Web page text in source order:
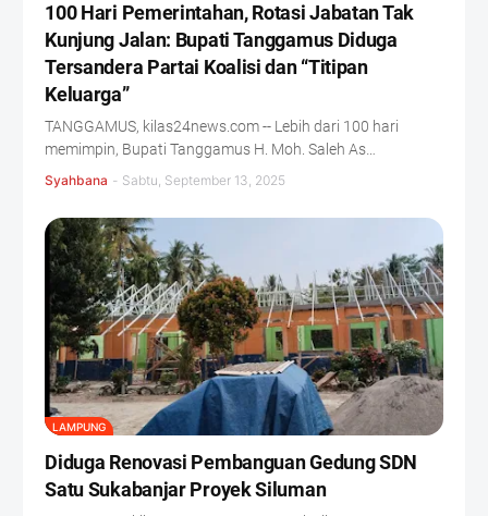
100 Hari Pemerintahan, Rotasi Jabatan Tak
Kunjung Jalan: Bupati Tanggamus Diduga
Tersandera Partai Koalisi dan “Titipan
Keluarga”
TANGGAMUS, kilas24news.com -- Lebih dari 100 hari
memimpin, Bupati Tanggamus H. Moh. Saleh As…
Syahbana - Sabtu, September 13, 2025
LAMPUNG
Diduga Renovasi Pembanguan Gedung SDN
Satu Sukabanjar Proyek Siluman